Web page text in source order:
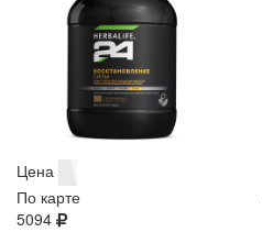
Цена
По карте
5094